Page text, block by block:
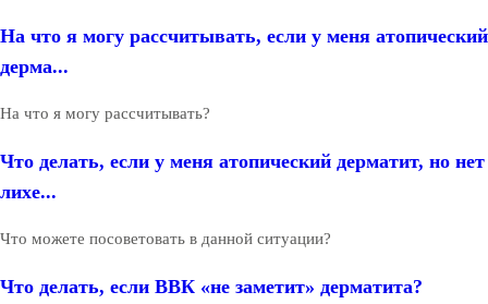
На что я могу рассчитывать, если у меня атопический
дерма...
На что я могу рассчитывать?
Что делать, если у меня атопический дерматит, но нет
лихе...
Что можете посоветовать в данной ситуации?
Что делать, если ВВК «не заметит» дерматита?